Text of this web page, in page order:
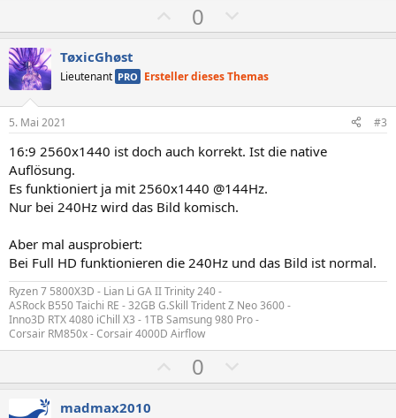
o
i
t
v
e
S
t
m
e
0
e
a
t
v
e
S
m
e
TøxicGhøst
Lieutenant PRO Ersteller dieses Themas
5. Mai 2021 #3
16:9 2560x1440 ist doch auch korrekt. Ist die native
Auflösung.
Es funktioniert ja mit 2560x1440 @144Hz.
Nur bei 240Hz wird das Bild komisch.
Aber mal ausprobiert:
Bei Full HD funktionieren die 240Hz und das Bild ist normal.
Ryzen 7 5800X3D - Lian Li GA II Trinity 240 -
ASRock B550 Taichi RE - 32GB G.Skill Trident Z Neo 3600 -
Inno3D RTX 4080 iChill X3 - 1TB Samsung 980 Pro -
Corsair RM850x - Corsair 4000D Airflow
o
0
e
madmax2010